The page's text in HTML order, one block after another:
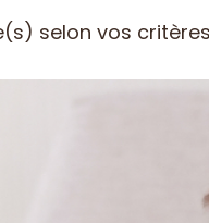
selon vos